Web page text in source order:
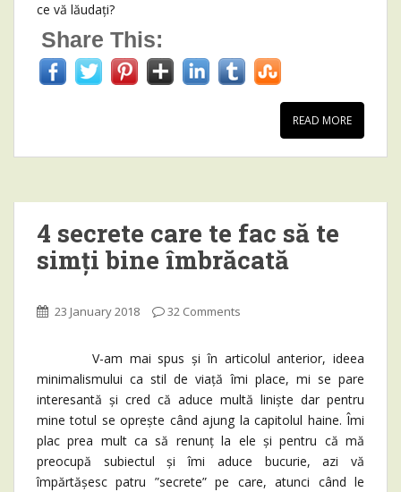
ce vă lăudați?
Share This:
READ MORE
4 secrete care te fac să te
simți bine îmbrăcată
23 January 2018 32 Comments
V-am mai spus și în articolul anterior, ideea
minimalismului ca stil de viață îmi place, mi se pare
interesantă și cred că aduce multă liniște dar pentru
mine totul se oprește când ajung la capitolul haine. Îmi
plac prea mult ca să renunț la ele și pentru că mă
preocupă subiectul și îmi aduce bucurie, azi vă
împărtășesc patru ”secrete” pe care, atunci când le